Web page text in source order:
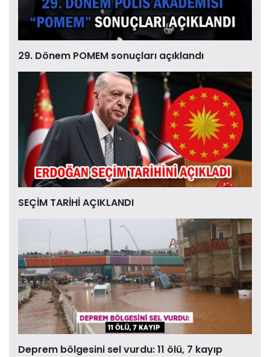
29. Dönem POMEM sonuçları açıklandı
SEÇİM TARİHİ AÇIKLANDI
Deprem bölgesini sel vurdu: 11 ölü, 7 kayıp